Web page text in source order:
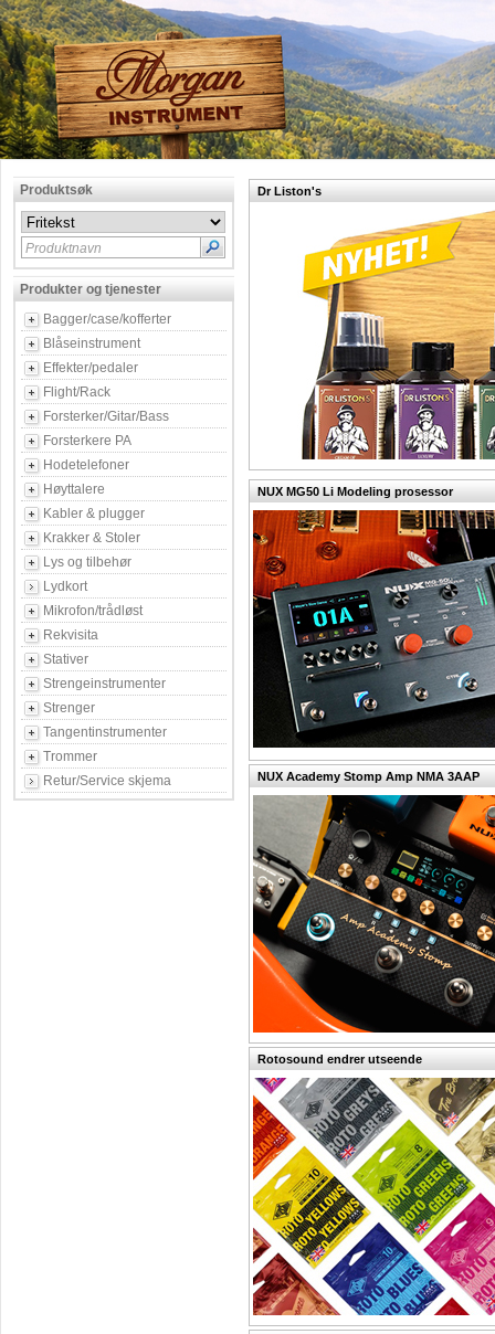
Produktsøk
Produktnavn
Produkter og tjenester
Bagger/case/kofferter
Blåseinstrument
Effekter/pedaler
Flight/Rack
Forsterker/Gitar/Bass
Forsterkere PA
Hodetelefoner
Høyttalere
Kabler & plugger
Krakker & Stoler
Lys og tilbehør
Lydkort
Mikrofon/trådløst
Rekvisita
Stativer
Strengeinstrumenter
Strenger
Tangentinstrumenter
Trommer
Retur/Service skjema
Dr Liston's
NUX MG50 Li Modeling prosessor
NUX Academy Stomp Amp NMA 3AAP
Rotosound endrer utseende